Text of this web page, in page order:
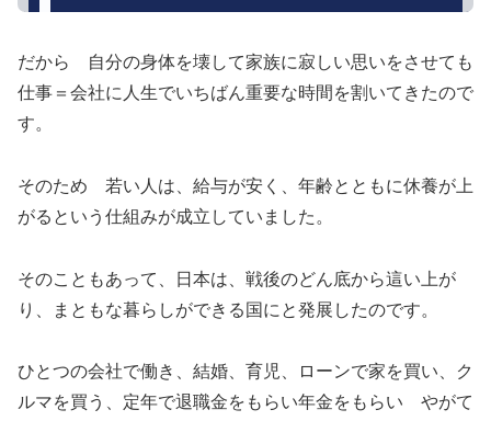
だから 自分の身体を壊して家族に寂しい思いをさせても
仕事＝会社に人生でいちばん重要な時間を割いてきたので
す。
そのため 若い人は、給与が安く、年齢とともに休養が上
がるという仕組みが成立していました。
そのこともあって、日本は、戦後のどん底から這い上が
り、まともな暮らしができる国にと発展したのです。
ひとつの会社で働き、結婚、育児、ローンで家を買い、ク
ルマを買う、定年で退職金をもらい年金をもらい やがて